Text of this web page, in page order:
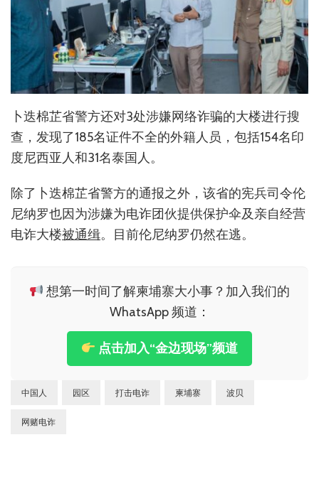
卜迭棉芷省警方还对3处涉嫌网络诈骗的大楼进行搜
查，发现了185名证件不全的外籍人员，包括154名印
度尼西亚人和31名泰国人。
除了卜迭棉芷省警方的通报之外，该省的宪兵司令伦
尼纳罗也因为涉嫌为电诈团伙提供保护伞及亲自经营
电诈大楼被通缉。目前伦尼纳罗仍然在逃。
想第一时间了解柬埔寨大小事？加入我们的
WhatsApp 频道：
点击加入“金边现场”频道
中国人 园区 打击电诈 柬埔寨 波贝
网赌电诈